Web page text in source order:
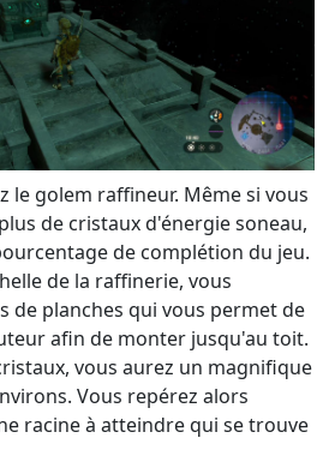
le golem raffineur. Même si vous
de cristaux d'énergie soneau,
de complétion du jeu.
de la raffinerie, vous
de planches qui vous permet de
afin de monter jusqu'au toit.
vous aurez un magnifique
Vous repérez alors
racine à atteindre qui se trouve